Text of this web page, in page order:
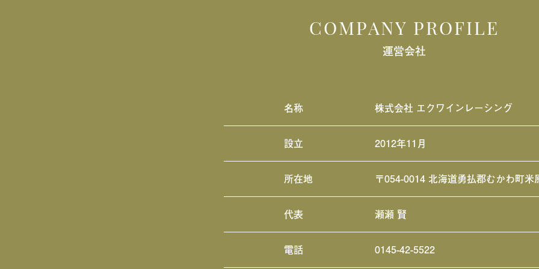
COMPANY PROFILE
運営会社
名称 株式会社 エクワインレーシング
設立 2012年11月
所在地 〒054-0014 北海道勇払郡むかわ町米
代表 瀬瀬 賢
電話 0145-42-5522